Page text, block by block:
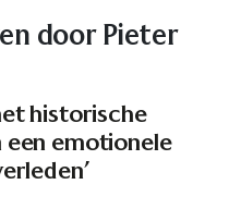
door Pieter
historische
emotionele